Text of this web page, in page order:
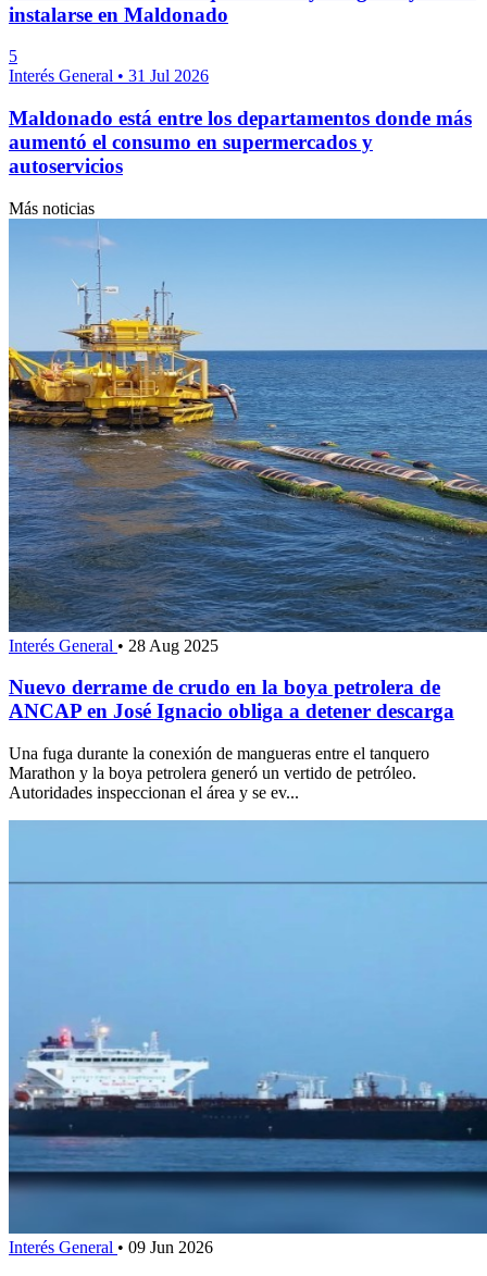
instalarse en Maldonado
5
Interés General • 31 Jul 2026
Maldonado está entre los departamentos donde más
aumentó el consumo en supermercados y
autoservicios
Más noticias
Interés General • 28 Aug 2025
Nuevo derrame de crudo en la boya petrolera de
ANCAP en José Ignacio obliga a detener descarga
Una fuga durante la conexión de mangueras entre el tanquero
Marathon y la boya petrolera generó un vertido de petróleo.
Autoridades inspeccionan el área y se ev...
Interés General • 09 Jun 2026